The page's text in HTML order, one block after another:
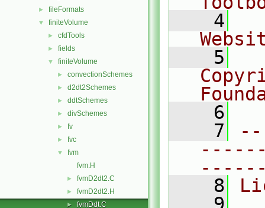
► fileFormats
▼ finiteVolume
► cfdTools
► fields
▼ finiteVolume
► convectionSchemes
► d2dt2Schemes
► ddtSchemes
► divSchemes
► fv
► fvc
▼
fvm
fvm.H
► fvmD2dt2.C
► fvmD2dt2.H
► fvmDdt.C
    4
    5
    6
    7
    8